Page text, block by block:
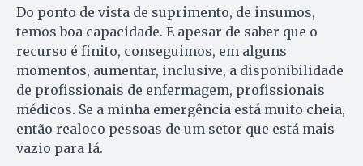
Do ponto de vista de suprimento, de insumos,
temos boa capacidade. E apesar de saber que o
recurso é finito, conseguimos, em alguns
momentos, aumentar, inclusive, a disponibilidade
de profissionais de enfermagem, profissionais
médicos. Se a minha emergência está muito cheia,
então realoco pessoas de um setor que está mais
vazio para lá.